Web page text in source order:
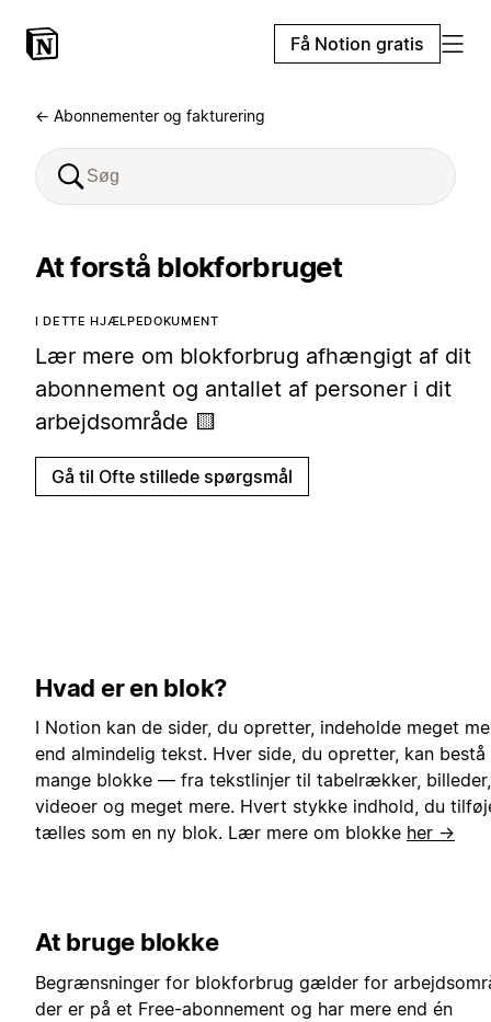
Få Notion gratis
← Abonnementer og fakturering
At forstå blokforbruget
I DETTE HJÆLPEDOKUMENT
Lær mere om blokforbrug afhængigt af dit
abonnement og antallet af personer i dit
arbejdsområde 🟨
Gå til Ofte stillede spørgsmål
Hvad er en blok?
I Notion kan de sider, du opretter, indeholde meget
end almindelig tekst. Hver side, du opretter, kan bestå
mange blokke — fra tekstlinjer til tabelrækker, billeder,
videoer og meget mere. Hvert stykke indhold, du
tælles som en ny blok. Lær mere om blokke her →
At bruge blokke
Begrænsninger for blokforbrug gælder for
der er på et Free-abonnement og har mere end én